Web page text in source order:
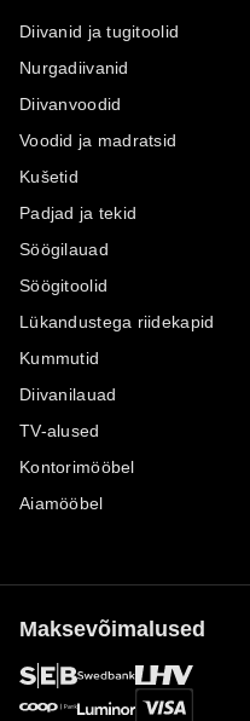
Diivanid ja tugitoolid
Nurgadiivanid
Diivanvoodid
Voodid ja madratsid
Kušetid
Padjad ja tekid
Söögilauad
Söögitoolid
Lükandustega riidekapid
Kummutid
Diivanilauad
TV-alused
Kontorimööbel
Aiamööbel
Maksevõimalused